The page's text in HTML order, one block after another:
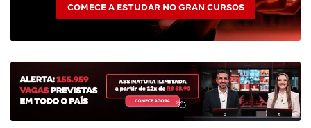
COMECE A ESTUDAR NO GRAN CURSOS